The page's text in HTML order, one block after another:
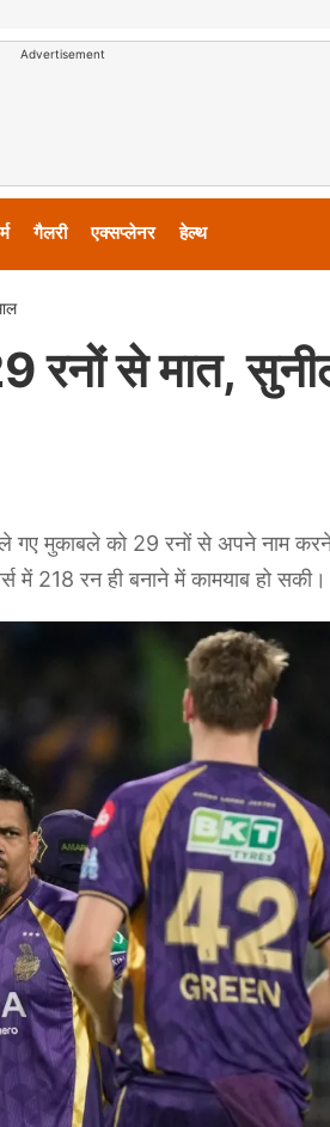
Advertisement
गैलरी एक्सप्लेनर हेल्थ
रनों से मात,
गए मुकाबले को 29 रनों से अपने नाम
में 218 रन ही बनाने में कामयाब हो सकी।